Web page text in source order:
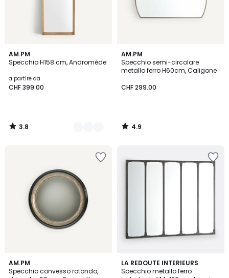
AM.PM
Specchio H158 cm, Andromède
a partire da
CHF 399.00
3.8
/ 5
2
Colori
3.8
/
AM.PM
Specchio semi-circolare
metallo ferro H60cm, Caligone
CHF 299.00
4.9
/ 5
4.9
/
AM.PM
Specchio convesso rotondo,
4.2
/ 5
LA REDOUTE INTERIEURS
Specchio metallo ferro
4.1
/ 5